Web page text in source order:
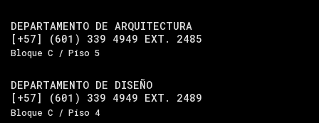
DEPARTAMENTO DE ARQUITECTURA
[+57] (601) 339 4949 EXT. 2485
Bloque C / Piso 5
DEPARTAMENTO DE DISEÑO
[+57] (601) 339 4949 EXT. 2489
Bloque C / Piso 4